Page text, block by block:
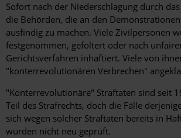
Sofort nach der Niederschlagung durch
die Behörden, die an den
ausfindig zu machen. Viele Zivilpersonen
festgenommen, gefoltert oder nach
Gerichtsverfahren inhaftiert. Viele von
"konterrevolutionären Verbrechen"
"Konterrevolutionäre" Straftaten sind seit
Teil des Strafrechts, doch die Fälle
sich wegen solcher Straftaten bereits in
wurden nicht neu geprüft.